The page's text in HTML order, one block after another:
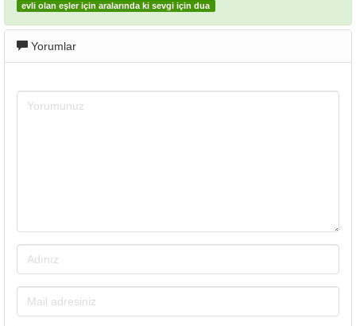
evli olan eşler için aralarında ki sevgi için dua
Yorumlar